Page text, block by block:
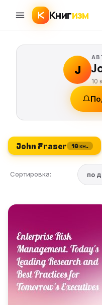
Книгизм
J
10
John Fraser 10 кн.
Сортировка: по